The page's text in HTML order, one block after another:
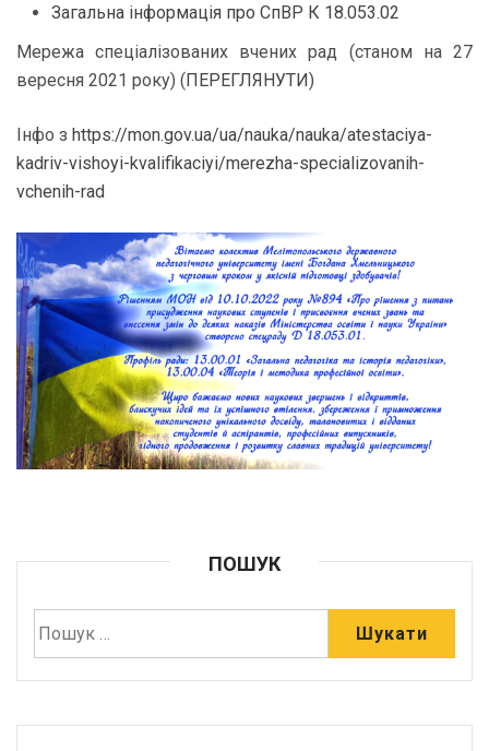
Загальна інформація про СпВР К 18.053.02
Мережа спеціалізованих вчених рад (станом на 27
вересня 2021 року) (ПЕРЕГЛЯНУТИ)
Інфо з https://mon.gov.ua/ua/nauka/nauka/atestaciya-
kadriv-vishoyi-kvalifikaciyi/merezha-specializovanih-
vchenih-rad
ПОШУК